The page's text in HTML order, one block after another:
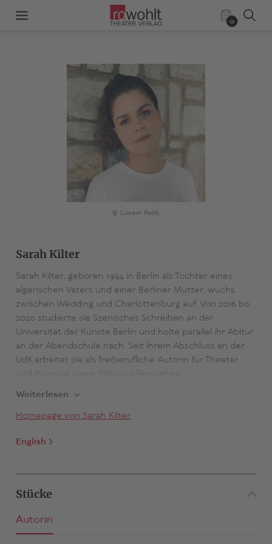
0
© Sukram Retlik
Sarah Kilter
Sarah Kilter, geboren 1994 in Berlin als Tochter eines
algerischen Vaters und einer Berliner Mutter, wuchs
zwischen Wedding und Charlottenburg auf. Von 2016 bis
2020 studierte sie Szenisches Schreiben an der
Universität der Künste Berlin und holte parallel ihr Abitur
an der Abendschule nach. Seit ihrem Abschluss an der
UdK arbeitet sie als freiberufliche Autorin für Theater
Ihr Theaterstück
2021; uraufgeführt wurde es am 04.09.2021 im Rahmen
Berlin in Koproduktion mit dem Schauspiel Leipzig (Regie:
Mülheimer Dramatikpreis nominiert, und im selben Jahr
wurde Sarah Kilter in der Kritiker:innen-Umfrage von
Theater heute zur Nachwuchsdramatikerin des Jahres
gewählt.
Weiterlesen
Homepage von Sarah Kilter
English
Stücke
Autorin